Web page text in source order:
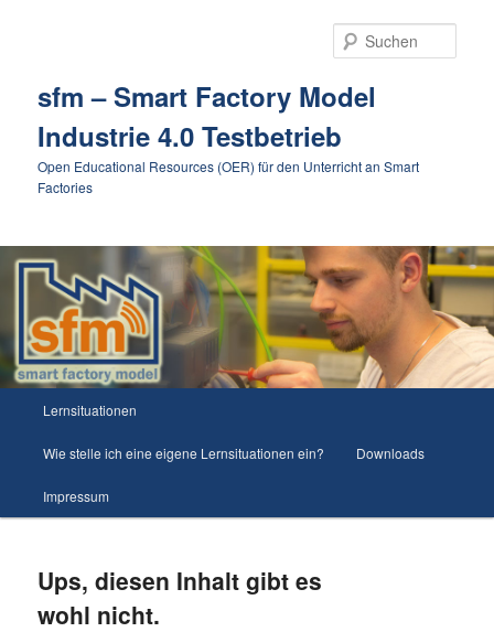
sfm – Smart Factory Model
Industrie 4.0 Testbetrieb
Open Educational Resources (OER) für den Unterricht an Smart
Factories
Zum
Inhalt
wechseln
Zum
sekundären
Inhalt
Lernsituationen
Wie stelle ich eine eigene Lernsituationen ein? Downloads
Impressum
Ups, diesen Inhalt gibt es
wohl nicht.